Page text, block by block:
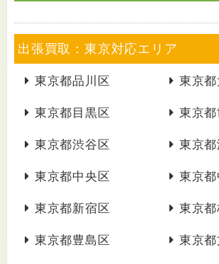
出張買取：東京対応エリア
東京都品川区 東京
東京都目黒区 東京
東京都渋谷区 東京都
東京都中央区 東京
東京都新宿区 東京
東京都豊島区 東京